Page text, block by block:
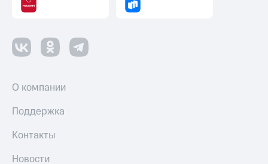
О компании
Поддержка
Контакты
Новости